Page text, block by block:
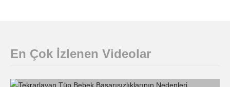
En Çok İzlenen Videolar